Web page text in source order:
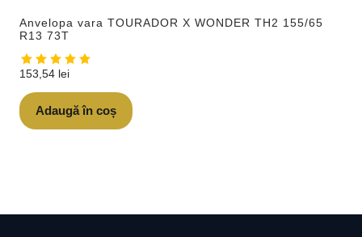
Anvelopa vara TOURADOR X WONDER TH2 155/65
R13 73T
153,54 lei
Adaugă în coș